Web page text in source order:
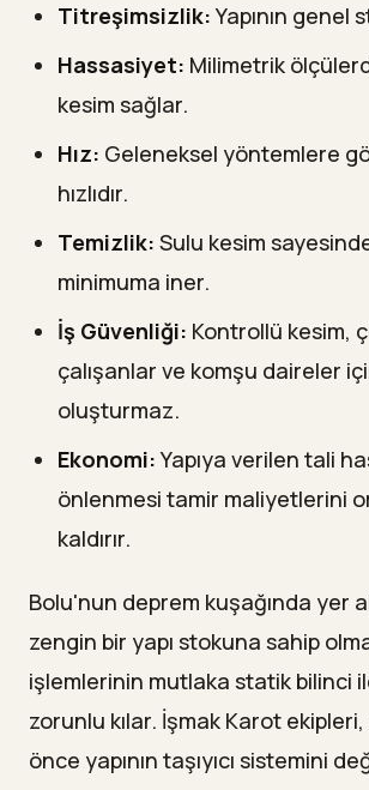
Titreşimsizlik:Yapının genel
Hassasiyet: Milimetrik
kesim sağlar.
Hız: Geleneksel yöntemlere
hızlıdır.
Temizlik: Sulu kesim
minimuma iner.
İş Güvenliği: Kontrollü kesim,
çalışanlar ve komşu daireler
oluşturmaz.
Ekonomi:Yapıya verilen tali
önlenmesi tamir maliyetlerini
kaldırır.
Bolu'nun deprem kuşağında yer
zengin bir yapı stokuna sahip
işlemlerinin mutlaka statik bilinci
zorunlu kılar. İşmak Karot
önce yapının taşıyıcı sistemini